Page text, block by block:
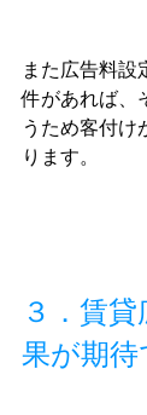
また広告料設
件があれば、
うため客付け
ります。
３．賃
果が期待